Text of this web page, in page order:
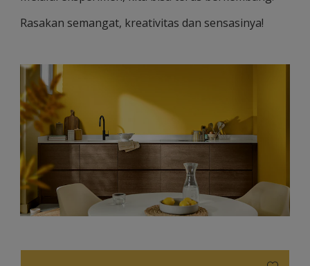
Rasakan semangat, kreativitas dan sensasinya!